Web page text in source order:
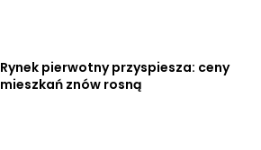
Rynek pierwotny przyspiesza: ceny
mieszkań znów rosną